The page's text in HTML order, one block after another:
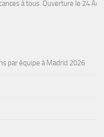
à tous. Ouverture le 24
par équipe à Madrid 2026